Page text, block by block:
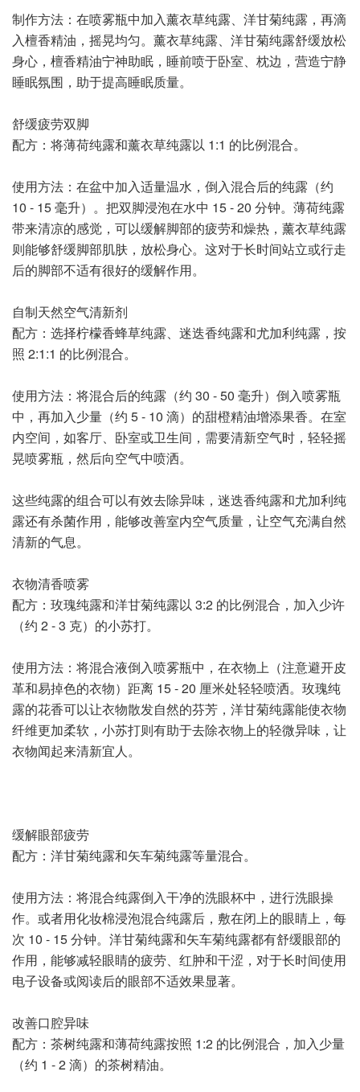
制作方法：在喷雾瓶中加入薰衣草纯露、洋甘菊纯露，再滴
入檀香精油，摇晃均匀。薰衣草纯露、洋甘菊纯露舒缓放松
身心，檀香精油宁神助眠，睡前喷于卧室、枕边，营造宁静
睡眠氛围，助于提高睡眠质量。
舒缓疲劳双脚
配方：将薄荷纯露和薰衣草纯露以 1:1 的比例混合。
使用方法：在盆中加入适量温水，倒入混合后的纯露（约
10 - 15 毫升）。把双脚浸泡在水中 15 - 20 分钟。薄荷纯露
带来清凉的感觉，可以缓解脚部的疲劳和燥热，薰衣草纯露
则能够舒缓脚部肌肤，放松身心。这对于长时间站立或行走
后的脚部不适有很好的缓解作用。
自制天然空气清新剂
配方：选择柠檬香蜂草纯露、迷迭香纯露和尤加利纯露，按
照 2:1:1 的比例混合。
使用方法：将混合后的纯露（约 30 - 50 毫升）倒入喷雾瓶
中，再加入少量（约 5 - 10 滴）的甜橙精油增添果香。在室
内空间，如客厅、卧室或卫生间，需要清新空气时，轻轻摇
晃喷雾瓶，然后向空气中喷洒。
这些纯露的组合可以有效去除异味，迷迭香纯露和尤加利纯
露还有杀菌作用，能够改善室内空气质量，让空气充满自然
清新的气息。
衣物清香喷雾
配方：玫瑰纯露和洋甘菊纯露以 3:2 的比例混合，加入少许
（约 2 - 3 克）的小苏打。
使用方法：将混合液倒入喷雾瓶中，在衣物上（注意避开皮
革和易掉色的衣物）距离 15 - 20 厘米处轻轻喷洒。玫瑰纯
露的花香可以让衣物散发自然的芬芳，洋甘菊纯露能使衣物
纤维更加柔软，小苏打则有助于去除衣物上的轻微异味，让
衣物闻起来清新宜人。
缓解眼部疲劳
配方：洋甘菊纯露和矢车菊纯露等量混合。
使用方法：将混合纯露倒入干净的洗眼杯中，进行洗眼操
作。或者用化妆棉浸泡混合纯露后，敷在闭上的眼睛上，每
次 10 - 15 分钟。洋甘菊纯露和矢车菊纯露都有舒缓眼部的
作用，能够减轻眼睛的疲劳、红肿和干涩，对于长时间使用
电子设备或阅读后的眼部不适效果显著。
改善口腔异味
配方：茶树纯露和薄荷纯露按照 1:2 的比例混合，加入少量
（约 1 - 2 滴）的茶树精油。